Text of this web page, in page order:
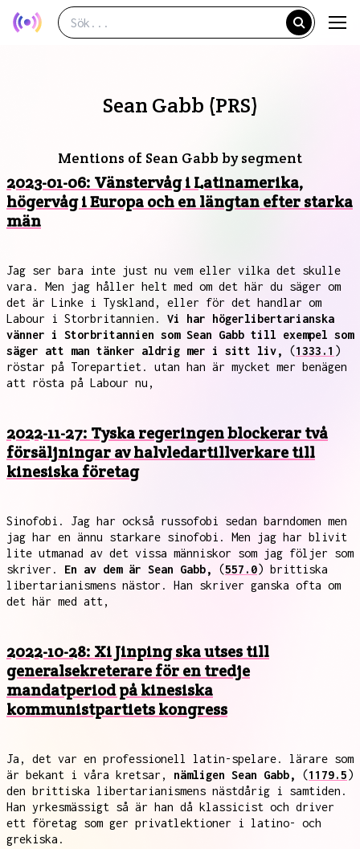
Sean Gabb (PRS)
Mentions of Sean Gabb by segment
2023-01-06: Vänstervåg i Latinamerika,
högervåg i Europa och en längtan efter starka
män
Jag ser bara inte just nu vem eller vilka det skulle
vara. Men jag håller helt med om det här du säger om
det är Linke i Tyskland, eller för det handlar om
Labour i Storbritannien. Vi har högerlibertarianska
vänner i Storbritannien som Sean Gabb till exempel som
säger att man tänker aldrig mer i sitt liv,
(1333.1 )
röstar på Torepartiet. utan han är mycket mer benägen
att rösta på Labour nu,
2022-11-27: Tyska regeringen blockerar två
försäljningar av halvledartillverkare till
kinesiska företag
Sinofobi. Jag har också russofobi sedan barndomen men
jag har en ännu starkare sinofobi. Men jag har blivit
lite utmanad av det vissa människor som jag följer som
skriver. En av dem är Sean Gabb, (557.0) brittiska
libertarianismens nästor. Han skriver ganska ofta om
det här med att,
2022-10-28: Xi Jinping ska utses till
generalsekreterare för en tredje
mandatperiod på kinesiska
kommunistpartiets kongress
Ja, det var en professionell latin-spelare. lärare som
är bekant i våra kretsar, nämligen Sean Gabb, (1179.5)
den brittiska libertarianismens nästdårig i samtiden.
Han yrkesmässigt så är han då klassicist och driver
ett företag som ger privatlektioner i latino- och
grekiska.